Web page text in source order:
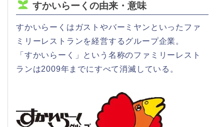
すかいらーくの由来・意味
すかいらーくはガストやバーミヤンといったファ
ミリーレストランを経営するグループ企業。
「すかいらーく」という名称のファミリーレスト
ランは2009年までにすべて消滅している。